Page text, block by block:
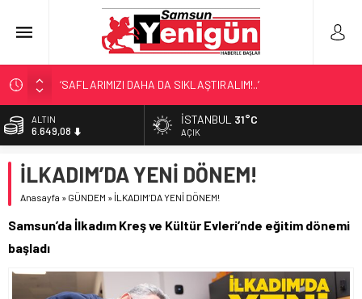
‘SAFLARIMIZI DAHA DA SIKLAŞTIRALIM!..’
SAMSUN’DA ‘DOSTLUK’ GÖSTERİSİ!
BİR SAMSUN KLASİĞİ!
LÖSEV’İN KAHRAMANLARI!
ALTIN
6.649,08
13.879,11
DOLAR
55,1592
İSTANBUL 31°C
AÇIK
İLKADIM’DA YENİ DÖNEM!
Anasayfa » GÜNDEM » İLKADIM’DA YENİ DÖNEM!
Samsun’da İlkadım Kreş ve Kültür Evleri’nde eğitim dönemi
başladı